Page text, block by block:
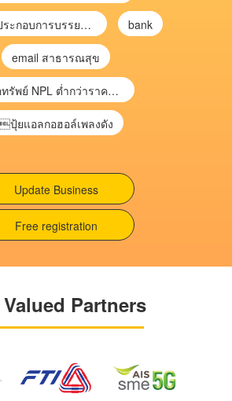
เอกสารประกอบการบรรยาย การประเมินความเสี่ยงเพื่อวางแผนการตรวจสอบ \ bank
email สาธารณสุข
ซื้อทรัพย์ NPL ต่ำกว่าราคาตลาด 30-70% แบบไม่ต้องไปประมูล”
ปุ้ยแอลกอฮอล์เพลงดัง
Update Business
Free registration
Partners